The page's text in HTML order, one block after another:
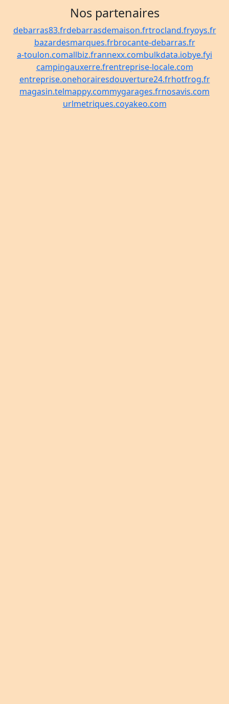
Nos partenaires
debarras83.frdebarrasdemaison.frtrocland.fryoys.fr
bazardesmarques.frbrocante-debarras.fr
a-toulon.comallbiz.frannexx.combulkdata.iobye.fyi
campingauxerre.frentreprise-locale.com
entreprise.onehorairesdouverture24.frhotfrog.fr
magasin.telmappy.commygarages.frnosavis.com
urlmetriques.coyakeo.com